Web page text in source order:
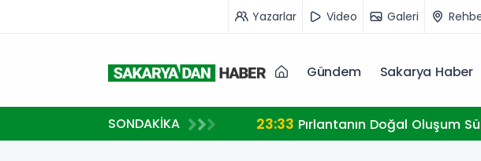
Yazarlar Video Galeri
Gündem Sakarya Haber
SONDAKİKA
MİLLİ TAKIM FORMASI GİYECEK 23:33 Pırlantanın Doğal Oluşum